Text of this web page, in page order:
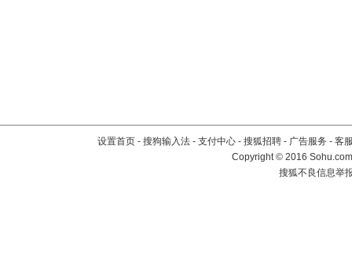
设置首页 - 搜狗输入法 - 支付中心 - 搜狐招聘 - 广告服务 - 客
Copyright©2016
搜狐不良信息举